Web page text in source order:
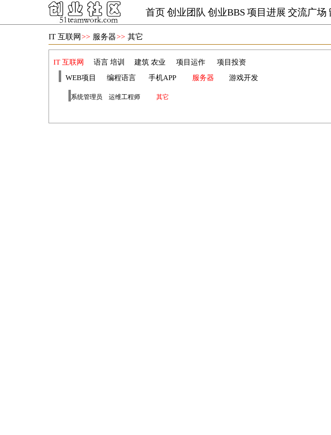
首页创业团队 创业BBS 项目进展 交流广场
IT 互联网 >> 服务器>> 其它
IT 互联网 语言 培训 建筑 农业 项目运作
项目投资
WEB项目
编程语言 手机APP 服务器 游戏开发
系统管理员 运维工程师 其它